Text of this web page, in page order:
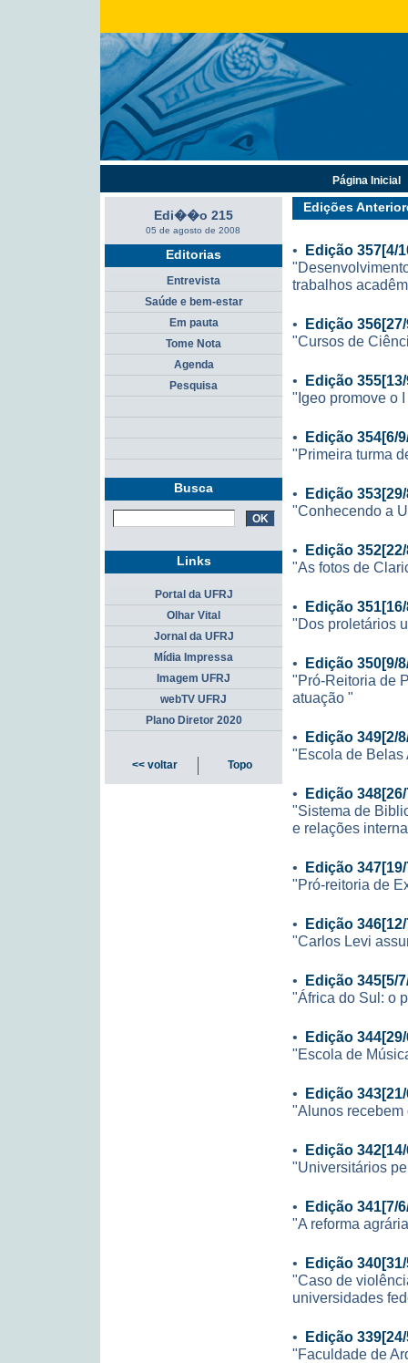
Edições
• Edição 357[4/
trabalhos
• Edição
"Cursos de
• Edição
"Igeo promove o
• Edição 354[6/
"Primeira turma
• Edição
"Conhecendo a
• Edição
"As fotos de
• Edição
"Dos proletários
• Edição 350[9/
"Pró-Reitoria de
atuação "
• Edição 349[2/
"Escola de Belas
• Edição
"Sistema de
e relações
• Edição
"Pró-reitoria de
• Edição
"Carlos Levi
• Edição 345[5/
"África do Sul: o
• Edição
"Escola de
• Edição
"Alunos
• Edição
"Universitários
• Edição 341[7/
"A reforma
• Edição
"Caso de
universidades
• Edição
"Faculdade de
Edi��o 215
05 de agosto de 2008
Editorias
Entrevista
Saúde e bem-estar
Em pauta
Tome Nota
Agenda
Pesquisa
Busca
Página Inicial
Links
Portal da UFRJ
Olhar Vital
Jornal da UFRJ
Mídia Impressa
Imagem UFRJ
webTV UFRJ
Plano Diretor 2020
<< voltar Topo